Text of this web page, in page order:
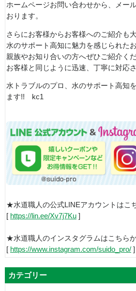
ホームページお問い合わせから、メー
おります。
さらにお客様からお客様へのご紹介も
水のサポート高知に魅力を感じられた
親族やお知り合いの方へぜひご紹介く
お客様と同じように迅速、丁寧に対応
水トラブルのプロ、水のサポート高知
ます!! kc1
★水道職人の公式LINEアカウントはこ
[ https://lin.ee/Xv7j7Ku ]
★水道職人のインスタグラムはこちらか
[ https://www.instagram.com/suido_pro/ ]
カテゴリー